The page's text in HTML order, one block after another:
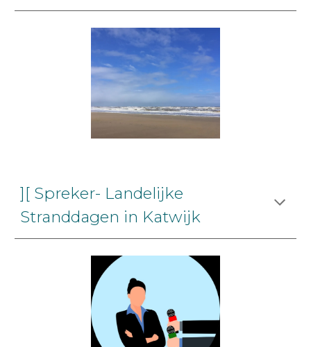
][ Spreker- Landelijke
Stranddagen in Katwijk